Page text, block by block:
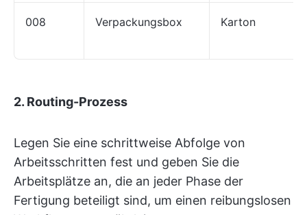
008 Verpackungsbox Karton
2. Routing-Prozess
Legen Sie eine schrittweise Abfolge von
Arbeitsschritten fest und geben Sie die
Arbeitsplätze an, die an jeder Phase der
Fertigung beteiligt sind, um einen reibungslosen